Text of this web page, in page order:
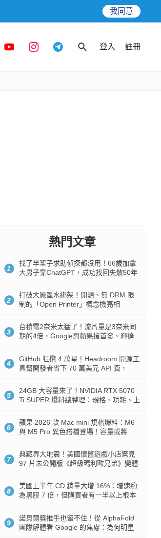
我同意
登入 註冊
熱門文章
1
找了半輩子求助偵探都沒用！66歲加拿
大男子靠ChatGPT，成功找回失散50年
2
打破大廠墨水綁架！開源、無 DRM 限
制的「Open Printer」概念機亮相
3
台積電2奈米太猛了！流片量是3奈米同
期的4倍，Google與蘋果搶首發、輝達
4
GitHub 狂攬 4 萬星！Headroom 開源工
具幫開發者省下 70 萬美元 API 費，
5
24GB 大容量來了！NVIDIA RTX 5070
Ti SUPER 爆料總整理：規格、功耗、上
6
蘋果 2026 款 Mac mini 規格爆料：M6
與 M5 Pro 異色搭檔登場！容量或將
7
典藏界大地震！美國懷舊遊戲小店驚見
97 片未公開版《超級瑪利歐兄弟》變體
8
美國上半年 CD 銷量大增 16%：增速約
為黑膠 7 倍，但購買者有一半以上根本
9
諾貝爾獎推手也留不住！從 AlphaFold
團隊解體看 Google 的焦慮：為何明星